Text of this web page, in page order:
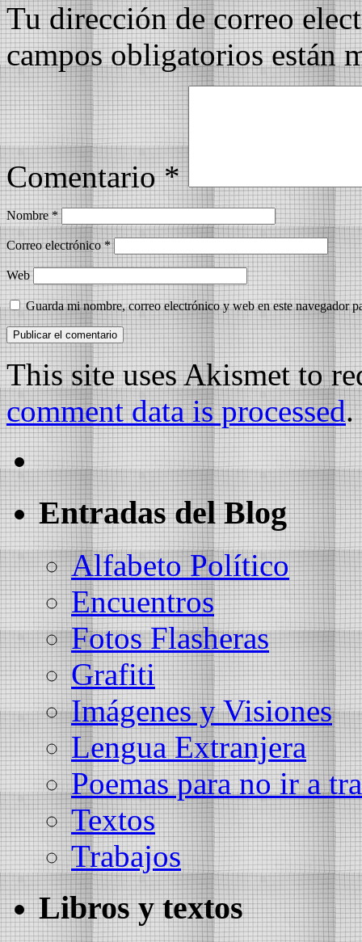
Tu dirección de correo
campos obligatorios están
Comentario*
Nombre*
Correo electrónico*
Web
Guarda mi nombre, correo electrónico y web en este navegador
This site uses Akismet to
comment data is processed.
Entradas del Blog
Alfabeto Político
Encuentros
Fotos Flasheras
Grafiti
Imágenes y Visiones
Lengua Extranjera
Poemas para no ir a
Textos
Trabajos
Libros y textos